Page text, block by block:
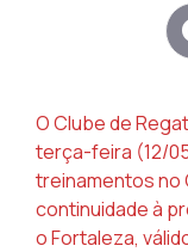
O Clube de
terça-feira (12/
treinamentos no
continuidade à
o Fortaleza,